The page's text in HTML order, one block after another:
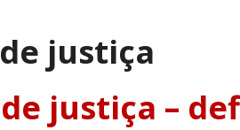
justiça
justiça –